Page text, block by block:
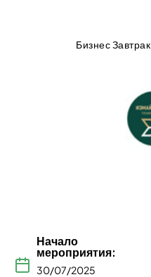
Бизнес Завтрак
Начало
мероприятия:
30/07/2025